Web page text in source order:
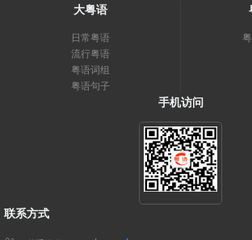
大粤语
日常粤语
流行粤语
粤语词组
粤语句子
手机访问
联系方式